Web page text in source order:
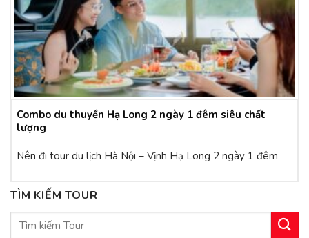
Combo du thuyền Hạ Long 2 ngày 1 đêm siêu chất
lượng
Nên đi tour du lịch Hà Nội – Vịnh Hạ Long 2 ngày 1 đêm
TÌM KIẾM TOUR
Tìm